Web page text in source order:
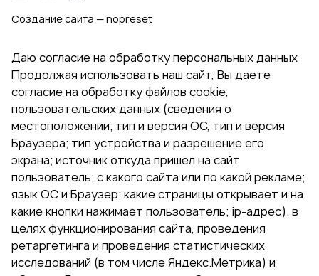
Создание сайта — nopreset
Даю согласие на обработку персональных данных
Продолжая использовать наш сайт, Вы даете
согласие на обработку файлов cookie,
пользовательских данных (сведения о
местоположении; тип и версия ОС, тип и версия
Браузера; тип устройства и разрешение его
экрана; источник откуда пришел на сайт
пользователь; с какого сайта или по какой рекламе;
язык ОС и Браузер; какие страницы открывает и на
какие кнопки нажимает пользователь; ip-адрес). в
целях функционирования сайта, проведения
ретаргетинга и проведения статистических
исследований (в том числе Яндекс.Метрика) и